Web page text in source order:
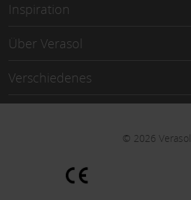
Inspiration
Über Verasol
Verschiedenes
© 2026 Verasol